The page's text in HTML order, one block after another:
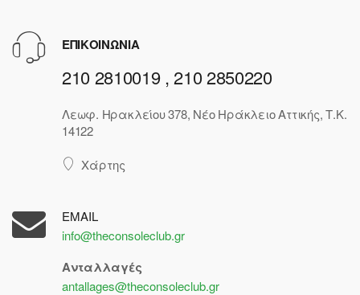
ΕΠΙΚΟΙΝΩΝΙΑ
210 2810019 , 210 2850220
Λεωφ. Ηρακλείου 378, Νέο Ηράκλειο Αττικής, Τ.Κ.
14122
Χάρτης
EMAIL
info@theconsoleclub.gr
Ανταλλαγές
antallages@theconsoleclub.gr